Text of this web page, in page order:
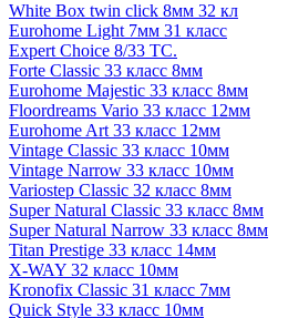
White Box twin click 8мм 32 кл
Eurohome Light 7мм 31 класс
Expert Choice 8/33 TC.
Forte Classic 33 класс 8мм
Eurohome Majestic 33 класс 8мм
Floordreams Vario 33 класс 12мм
Eurohome Art 33 класс 12мм
Vintage Classic 33 класс 10мм
Vintage Narrow 33 класс 10мм
Variostep Classic 32 класс 8мм
Super Natural Classic 33 класс 8мм
Super Natural Narrow 33 класс 8мм
Titan Prestige 33 класс 14мм
X-WAY 32 класс 10мм
Kronofix Classic 31 класс 7мм
Quick Style 33 класс 10мм